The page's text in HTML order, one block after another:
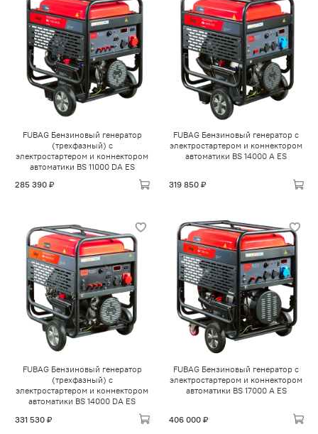
FUBAG Бензиновый генератор
(трехфазный) с
электростартером и коннектором
автоматики BS 11000 DA ES
285 390 ₽
FUBAG Бензиновый генератор с
электростартером и коннектором
автоматики BS 14000 A ES
319 850 ₽
FUBAG Бензиновый генератор
(трехфазный) с
электростартером и коннектором
автоматики BS 14000 DA ES
331 530 ₽
FUBAG Бензиновый генератор с
электростартером и коннектором
автоматики BS 17000 A ES
406 000 ₽